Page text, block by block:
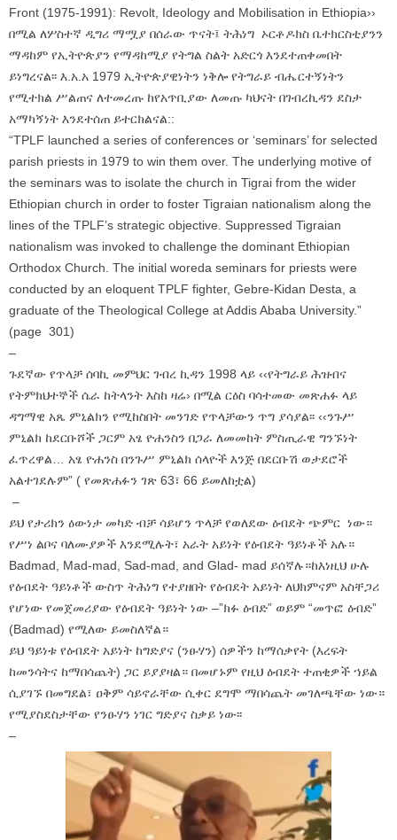
Front (1975-1991): Revolt, Ideology and Mobilisation in Ethiopia››
በሚል ለሦስተኛ ዲግሪ ማሟያ በሰራው ጥናት፤ ትሕነግ ኦርቶዶክስ ቤተክርስቲያንን
ማዳከም የኢትዮጵያን የማዳከሚያ የትግል ስልት አድርጎ እንደተጠቀመበት
ይነግረናል፡፡ እ.አ.አ 1979 ኢትዮጵያዊነትን ነቅሎ የትግራይ ብሔርተኝነትን
የሚተክል ሥልጠና ለተመረጡ ከየአጥቢያው ለመጡ ካህናት በገብረኪዳን ደስታ
አማካኝነት እንደተሰጠ ይተርክልናል::
“TPLF launched a series of conferences or ‘seminars’ for selected
parish priests in 1979 to win them over. The underlying motive of
the seminars was to isolate the church in Tigrai from the wider
Ethiopian church in order to foster Tigraian nationalism along the
lines of the TPLF’s strategic objective. Suppressed Tigraian
nationalism was invoked to challenge the dominant Ethiopian
Orthodox Church. The initial woreda seminars for priests were
conducted by an eloquent TPLF fighter, Gebre-Kidan Desta, a
graduate of the Theological College at Addis Ababa University.”
(page 301)
–
ጉደኛው የጥላቻ ሰባኪ መምህር ገብረ ኪዳን 1998 ላይ ‹‹የትግራይ ሕዝብና
የትምክህተኞች ሴራ ከትላንት እስከ ዛሬ› በሚል ርዕስ ባሳተመው መጽሐፉ ላይ
ዳግማዊ አጼ ምኒልክን የሚከስበት መንገድ የጥላቻውን ጥግ ያሳያል፡፡ ‹‹ንጉሥ
ምኒልክ ከደርቡሾች ጋርም አፄ ዮሐንስን በጋራ ለመመከት ምስጢራዊ ግንኙነት
ፈጥረዋል… አፄ ዮሐንስ በንጉሥ ምኒልክ ሰላዮች እንጅ በደርቡሽ ወታደሮች
አልተገደሉም” ( የመጽሐፉን ገጽ 63፣ 66 ይመለከቷል)
–
ይህ የታሪክን ዕውነታ መካድ ብቻ ሳይሆን ጥላቻ የወለደው ዕብደት ጭምር ነው።
የሥነ ልቦና ባለሙያዎች እንደሚሉት፣ አራት አይነት የዕብደት ዓይነቶች አሉ።
Badmad, Mad-mad, Sad-mad, and Glad- mad ይሰኛሉ።ከእነዚህ ሁሉ
የዕብደት ዓይነቶች ውስጥ ትሕነግ የተያዘበት የዕብደት አይነት ለህክምናም አስቸጋሪ
የሆነው የመጀመሪያው የዕብደት ዓይነት ነው –”ክፉ ዕብድ” ወይም “መጥፎ ዕብድ”
(Badmad) የሚለው ይመስለኛል።
ይህ ዓይነቱ የዕብደት አይነት ከግድያና (ንፁሃን) ሰዎችን ከማሰቃየት (እረፍት
ከመንሳትና ከማበሳጨት) ጋር ይያያዛል። በመሆኑም የዚህ ዕብደት ተጠቂዎች ኀይል
ሲያገኙ በመግደል፣ ዐቅም ሳይኖራቸው ሲቀር ደግሞ ማበሳጨት መገለጫቸው ነው።
የሚያስደስታቸው የንፁሃን ነገር ግድያና ስቃይ ነው፡፡
–